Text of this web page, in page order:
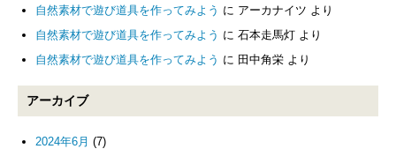
自然素材で遊び道具を作ってみよう に アーカナイツ より
自然素材で遊び道具を作ってみよう に 石本走馬灯 より
自然素材で遊び道具を作ってみよう に 田中角栄 より
アーカイブ
2024年6月 (7)